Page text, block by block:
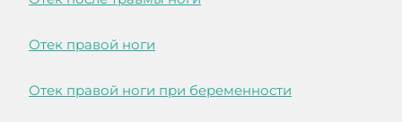
Отек правой ноги
Отек правой ноги при беременности